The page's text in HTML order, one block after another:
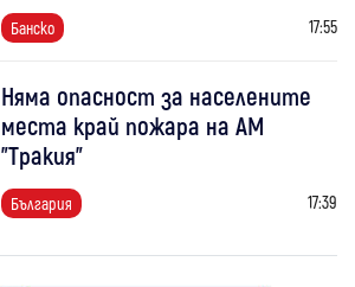
Банско 17:55
Няма опасност за населените
места край пожара на АМ
"Тракия"
България 17:39